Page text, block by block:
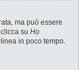
ma può essere
su Ho
in poco tempo.